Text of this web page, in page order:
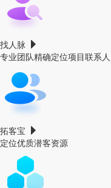
找人脉
专业团队精确定位项目联系人
拓客宝
定位优质潜客资源